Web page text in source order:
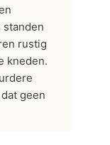
standen
rustig
kneden.
geen